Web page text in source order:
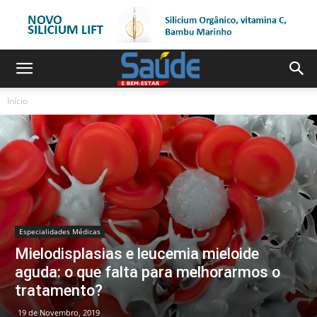
Início
Especialidades Médicas
Mielodisplasias e leucemia mieloide
aguda: o que falta para melhorarmos o
tratamento?
19 de Novembro, 2019